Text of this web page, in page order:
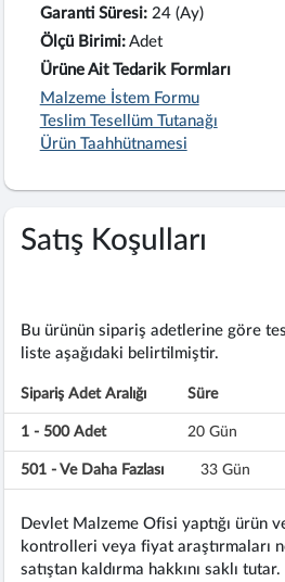
Garanti Süresi: 24 (Ay)
Ölçü Birimi: Adet
Ürüne Ait Tedarik Formları
Malzeme İstem Formu
Teslim Tesellüm Tutanağı
Ürün Taahhütnamesi
Satış Koşulları
Bu ürünün sipariş adetlerine göre
liste aşağıdaki belirtilmiştir.
Sipariş Adet Aralığı Süre
1 - 500 Adet 20 Gün
501 - Ve Daha Fazlası 33 Gün
Devlet Malzeme Ofisi yaptığı ürün
kontrolleri veya fiyat araştırmaları
satıştan kaldırma hakkını saklı tutar.